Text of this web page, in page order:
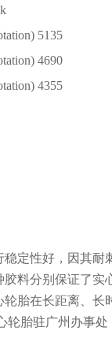
5135
4690
4355
定性好，因其耐
料分别保证了实
胎在长距离、长
轮胎驻广州办事处